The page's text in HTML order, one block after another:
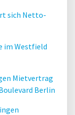
sich Netto-
im Westfield
Mietvertrag
Berlin